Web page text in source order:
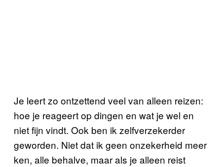
Je leert zo ontzettend veel van alleen reizen:
hoe je reageert op dingen en wat je wel en
niet fijn vindt. Ook ben ik zelfverzekerder
geworden. Niet dat ik geen onzekerheid meer
ken, alle behalve, maar als je alleen reist